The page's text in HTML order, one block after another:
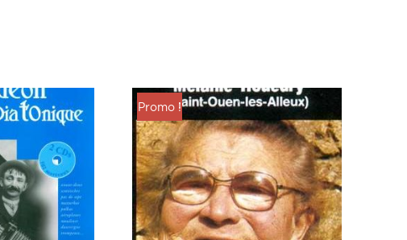
Promo !